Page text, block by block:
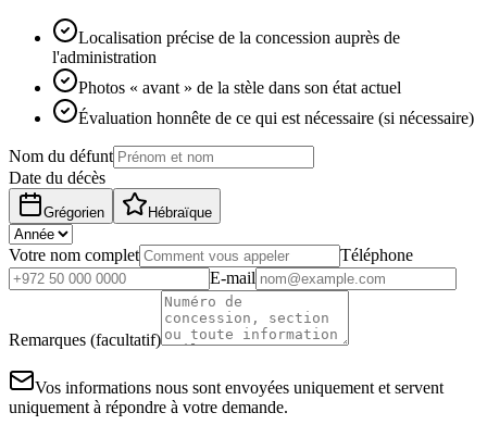
Localisation précise de la concession auprès de
l'administration
Photos « avant » de la stèle dans son état actuel
Évaluation honnête de ce qui est nécessaire (si nécessaire)
Nom du défunt
Date du décès
Grégorien Hébraïque
Votre nom complet
Téléphone
E-mail
Remarques (facultatif)
Vos informations nous sont envoyées uniquement et servent
uniquement à répondre à votre demande.